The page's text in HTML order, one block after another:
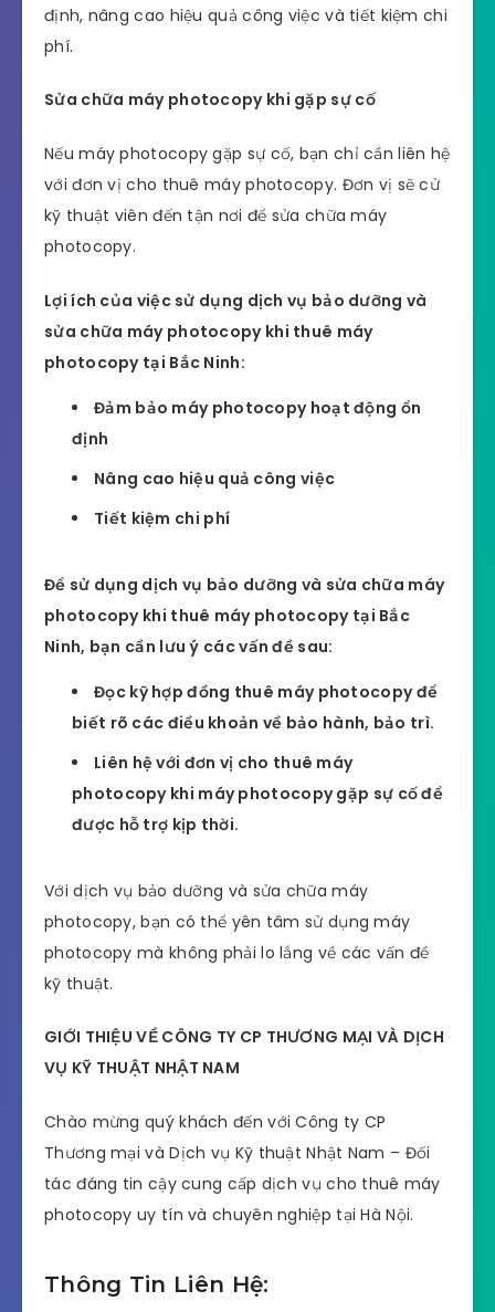
định, nâng cao hiệu quả công việc và tiết kiệm chi
phí.
Sửa chữa máy photocopy khi gặp sự cố
Nếu máy photocopy gặp sự cố, bạn chỉ cần liên hệ
với đơn vị cho thuê máy photocopy. Đơn vị sẽ cử
kỹ thuật viên đến tận nơi để sửa chữa máy
photocopy.
Lợi ích của việc sử dụng dịch vụ bảo dưỡng và
sửa chữa máy photocopy khi thuê máy
photocopy tại Bắc Ninh:
Đảm bảo máy photocopy hoạt động ổn
định
Nâng cao hiệu quả công việc
Tiết kiệm chi phí
Để sử dụng dịch vụ bảo dưỡng và sửa chữa máy
photocopy khi thuê máy photocopy tại Bắc
Ninh, bạn cần lưu ý các vấn đề sau:
Đọc kỹ hợp đồng thuê máy photocopy để
biết rõ các điều khoản về bảo hành, bảo trì.
Liên hệ với đơn vị cho thuê máy
photocopy khi máy photocopy gặp sự cố để
được hỗ trợ kịp thời.
Với dịch vụ bảo dưỡng và sửa chữa máy
photocopy, bạn có thể yên tâm sử dụng máy
photocopy mà không phải lo lắng về các vấn đề
kỹ thuật.
GIỚI THIỆU VỀ CÔNG TY CP THƯƠNG MẠI VÀ DỊCH
VỤ KỸ THUẬT NHẬT NAM
Chào mừng quý khách đến với Công ty CP
Thương mại và Dịch vụ Kỹ thuật Nhật Nam – Đối
tác đáng tin cậy cung cấp dịch vụ cho thuê máy
photocopy uy tín và chuyên nghiệp tại Hà Nội.
Thông Tin Liên Hệ: